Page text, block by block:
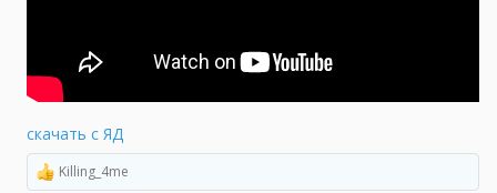
скачать с ЯД
Р
Killing_4me